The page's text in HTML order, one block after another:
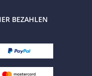
BEZAHLEN